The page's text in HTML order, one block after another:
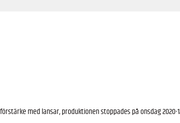
med lansar, produktionen stoppades på onsdag 2020-